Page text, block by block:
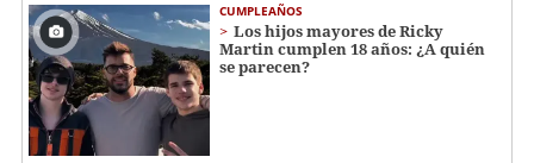
CUMPLEAÑOS
Los hijos mayores de Ricky
Martin cumplen 18 años: ¿A quién
se parecen?